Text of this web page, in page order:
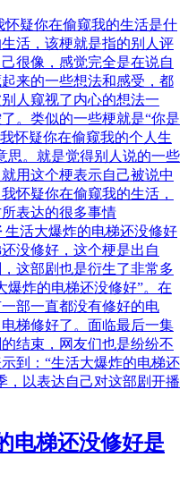
怀疑你在偷窥我的生活是什
活，该梗就是指的别人评
很像，感觉完全是在说自
来的一些想法和感受，都
人窥视了内心的想法一
。类似的一些梗就是“你是
怀疑你在偷窥我的个人生
思。就是觉得别人说的一些
用这个梗表示自己被说中
怀疑你在偷窥我的生活，
表达的很多事情
生活大爆炸的电梯还没修好
没修好，这个梗是出自
这部剧也是衍生了非常多
爆炸的电梯还没修好”。在
部一直都没有修好的电
梯修好了。面临最后一集
结束，网友们也是纷纷不
到：“生活大爆炸的电梯还
，以表达自己对这部剧开播
电梯还没修好是